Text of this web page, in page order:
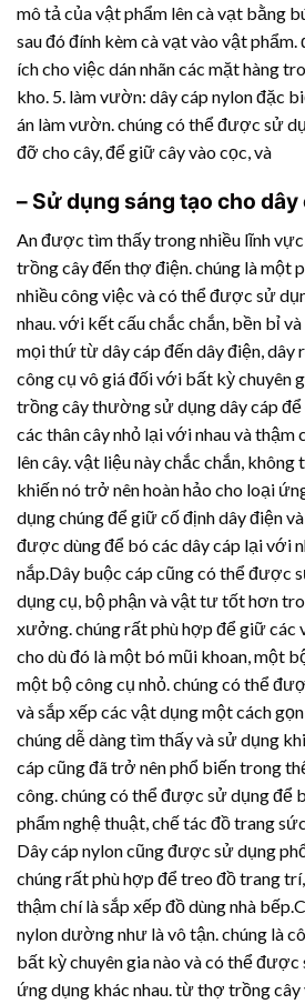
mô tả của vật phẩm lên cà vạt bằng
sau đó đính kèm cà vạt vào vật
ích cho việc dán nhãn các mặt hàng
kho. 5. làm vườn: dây cáp nylon đặc
án làm vườn. chúng có thể được sử
đỡ cho cây, để giữ cây vào cọc, và
– Sử dụng sáng tạo cho
An được tìm thấy trong nhiều lĩnh
trồng cây đến thợ điện. chúng là một
nhiều công việc và có thể được sử
nhau. với kết cấu chắc chắn, bền bỉ
mọi thứ từ dây cáp đến dây điện,dây
công cụ vô giá đối với bất kỳ chuyên
trồng cây thường sử dụng dây cáp để
các thân cây nhỏ lại với nhau và thậm
lên cây. vật liệu này chắc chắn,
khiến nó trở nên hoàn hảo cho loại
dụng chúng để giữ cố định dây điện
được dùng để bó các dây cáp lại với
nắp.Dây buộc cáp cũng có thể được
dụng cụ, bộ phận và vật tư tốt hơn
xưởng. chúng rất phù hợp để giữ các
cho dù đó là một bó mũi khoan, một
một bộ công cụ nhỏ. chúng có thể
và sắp xếp các vật dụng một cách
chúng dễ dàng tìm thấy và sử dụng
cáp cũng đã trở nên phổ biến trong
công. chúng có thể được sử dụng để
phẩm nghệ thuật, chế tác đồ trang
Dây cáp nylon cũng được sử dụng
chúng rất phù hợp để treo đồ trang
thậm chí là sắp xếp đồ dùng nhà
nylon dường như là vô tận. chúng là
bất kỳ chuyên gia nào và có thể
ứng dụng khác nhau. từ thợ trồng